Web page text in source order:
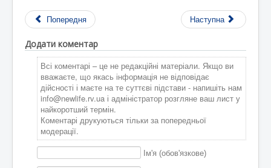
Попередня Наступна
Додати коментар
Всі коментарі – це не редакційні матеріали. Якщо ви
вважаєте, що якась інформація не відповідає
дійсності і маєте на те суттєві підстави - напишіть нам
info@newlife.rv.ua і адміністратор розгляне ваш лист у
найкоротший термін.
Коментарі друкуються тільки за попередньої
модерації.
Ім'я (обов'язкове)